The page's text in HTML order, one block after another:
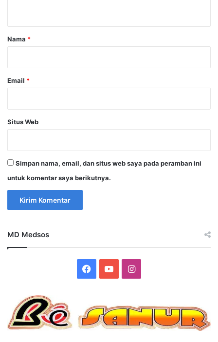
rNama *
Email *
Situs Web
Simpan nama, email, dan situs web saya pada peramban ini
untuk komentar saya berikutnya.
MD Medsos
Facebook
YouTubeInstagram